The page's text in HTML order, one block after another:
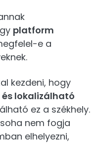
platform
e a
kezdeni, hogy
és lokalizálható
ez a székhely.
nem fogja
elhelyezni,